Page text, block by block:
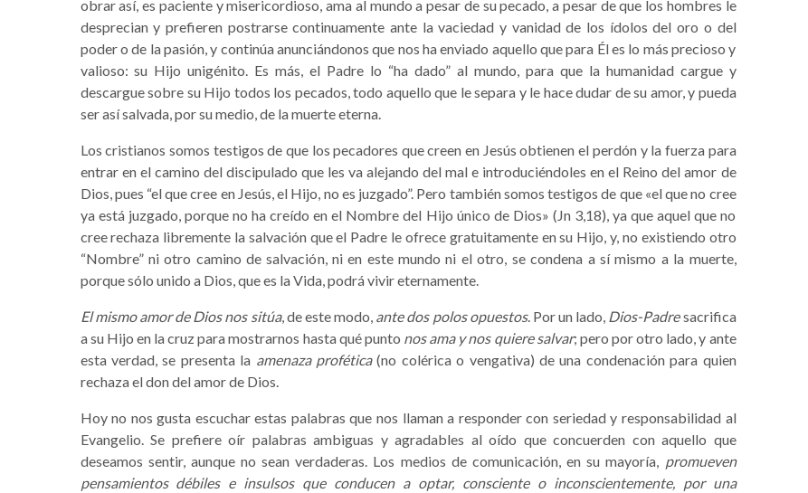
obrar así, es paciente y misericordioso, ama al mundo a pesar de su pecado, a pesar de que los hombres le
desprecian y prefieren postrarse continuamente ante la vaciedad y vanidad de los ídolos del oro o del
poder o de la pasión, y continúa anunciándonos que nos ha enviado aquello que para Él es lo más precioso y
valioso: su Hijo unigénito. Es más, el Padre lo “ha dado” al mundo, para que la humanidad cargue y
descargue sobre su Hijo todos los pecados, todo aquello que le separa y le hace dudar de su amor, y pueda
ser así salvada, por su medio, de la muerte eterna.
Los cristianos somos testigos de que los pecadores que creen en Jesús obtienen el perdón y la fuerza para
entrar en el camino del discipulado que les va alejando del mal e introduciéndoles en el Reino del amor de
Dios, pues “el que cree en Jesús, el Hijo, no es juzgado”. Pero también somos testigos de que «el que no cree
ya está juzgado, porque no ha creído en el Nombre del Hijo único de Dios» (Jn 3,18), ya que aquel que no
cree rechaza libremente la salvación que el Padre le ofrece gratuitamente en su Hijo, y, no existiendo otro
“Nombre” ni otro camino de salvación, ni en este mundo ni el otro, se condena a sí mismo a la muerte,
porque sólo unido a Dios, que es la Vida, podrá vivir eternamente.
El mismo amor de Dios nos sitúa, de este modo, ante dos polos opuestos. Por un lado, Dios-Padresacrifica
a su Hijo en la cruz para mostrarnos hasta qué punto nos ama y nos quiere salvar; pero por otro lado, y ante
esta verdad, se presenta la amenaza profética(no colérica o vengativa) de una condenación para quien
rechaza el don del amor de Dios.
Hoy no nos gusta escuchar estas palabras que nos llaman a responder con seriedad y responsabilidad al
Evangelio. Se prefiere oír palabras ambiguas y agradables al oído que concuerden con aquello que
deseamos sentir, aunque no sean verdaderas. Los medios de comunicación, en su mayoría, promueven
pensamientos débiles e insulsos que conducen a optar, consciente o inconscientemente, por una